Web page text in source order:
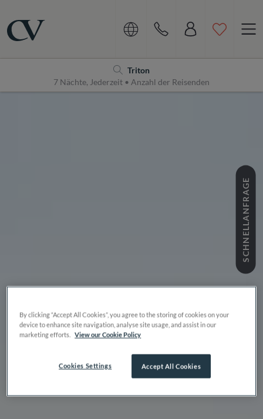
Triton
7 Nächte, Jederzeit • Anzahl der Reisenden
SCHNELLANFRAGE
By clicking “Accept All Cookies”, you agree to the storing of cookies on your
device to enhance site navigation, analyse site usage, and assist in our
marketing efforts.
View our Cookie Policy
Accept All Cookies
Cookies Settings